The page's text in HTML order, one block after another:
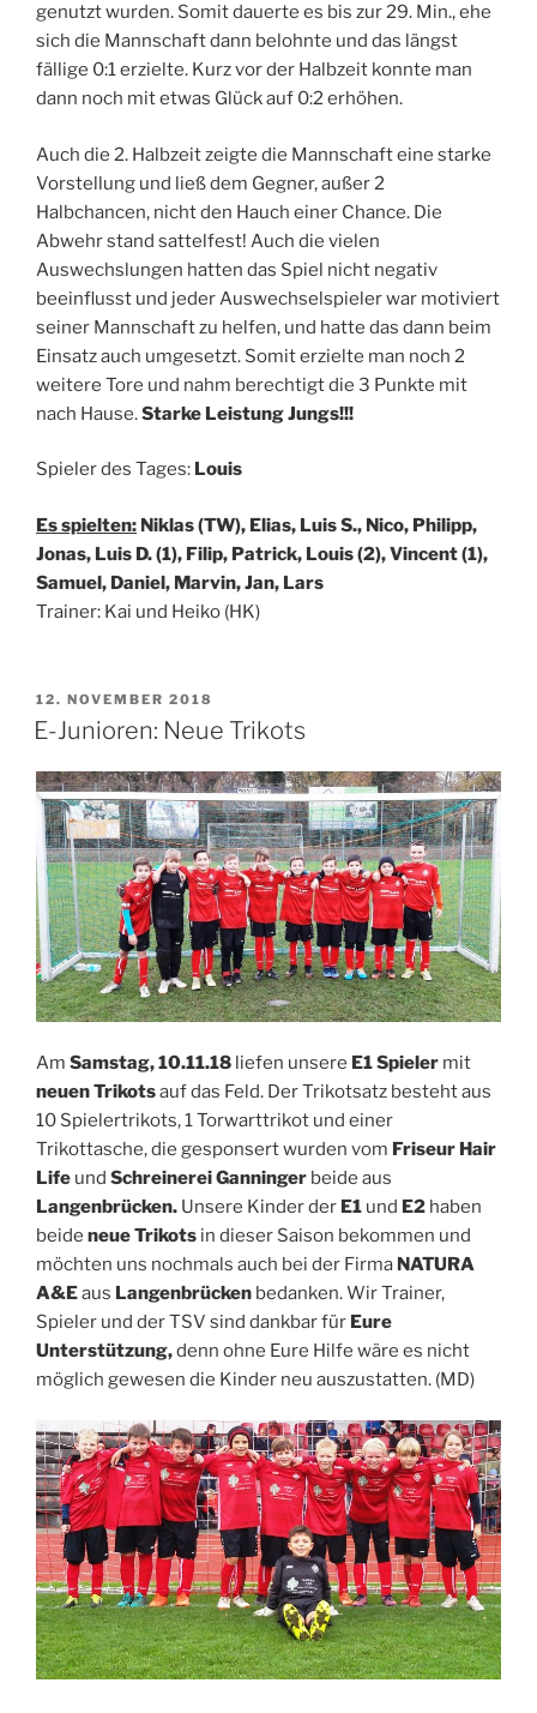
genutzt wurden. Somit dauerte es bis zur 29. Min., ehe
sich die Mannschaft dann belohnte und das längst
fällige 0:1 erzielte. Kurz vor der Halbzeit konnte man
dann noch mit etwas Glück auf 0:2 erhöhen.
Auch die 2. Halbzeit zeigte die Mannschaft eine starke
Vorstellung und ließ dem Gegner, außer 2
Halbchancen, nicht den Hauch einer Chance. Die
Abwehr stand sattelfest! Auch die vielen
Auswechslungen hatten das Spiel nicht negativ
beeinflusst und jeder Auswechselspieler war motiviert
seiner Mannschaft zu helfen, und hatte das dann beim
Einsatz auch umgesetzt. Somit erzielte man noch 2
weitere Tore und nahm berechtigt die 3 Punkte mit
nach Hause.Starke Leistung Jungs!!!
Spieler des Tages: Louis
Es spielten: Niklas (TW), Elias, Luis S., Nico, Philipp,
Jonas, Luis D. (1), Filip, Patrick, Louis (2), Vincent (1),
Samuel, Daniel, Marvin, Jan, Lars
Trainer: Kai und Heiko (HK)
VERÖFFENTLICHT
AM
12. NOVEMBER 2018
E-Junioren: Neue Trikots
Am Samstag, 10.11.18 liefen unsere E1 Spieler mit
neuen Trikotsauf das Feld. Der Trikotsatz besteht aus
10 Spielertrikots, 1 Torwarttrikot und einer
Trikottasche, die gesponsert wurden vom Friseur Hair
Life und Schreinerei Ganninger beide aus
Langenbrücken. Unsere Kinder der E1 und E2 haben
beide neue Trikots in dieser Saison bekommen und
möchten uns nochmals auch bei der Firma NATURA
A&Eaus Langenbrücken bedanken. Wir Trainer,
Spieler und der TSV sind dankbar für Eure
Unterstützung,denn ohne Eure Hilfe wäre es nicht
möglich gewesen die Kinder neu auszustatten. (MD)